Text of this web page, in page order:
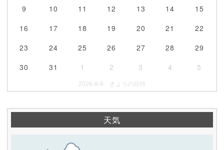
9 10 11 12 13 14
15
16
17 18 19 20 21
22
23
24 25 26 27 28
29
30
31 1 2 3 4 5
2026-8-8 きょうの日付
天気